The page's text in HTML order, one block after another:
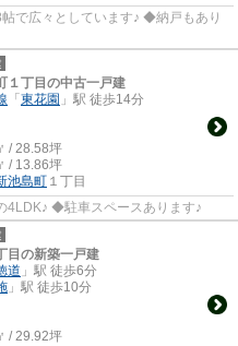
で広々としています♪ ◆納戸もあり
１丁目の中古一戸建
「東花園 」駅 徒歩14分
/ 28.58坪
/ 13.86坪
池島町 １丁目
◆駐車スペースあります♪
目の新築一戸建
道 」駅 徒歩6分
」駅 徒歩10分
/ 29.92坪